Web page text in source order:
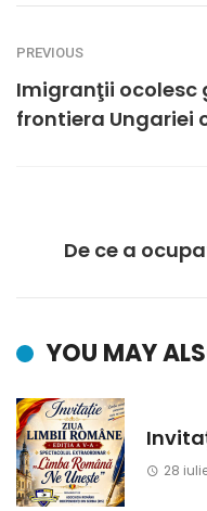
PREVIOUS
Imigranţii ocolesc
frontiera Ungariei
De ce a
YOU MAY
28